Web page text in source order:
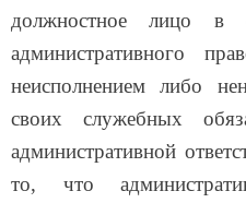
должностное лицо в
административного
неисполнением либо
своих служебных
административной
то, что